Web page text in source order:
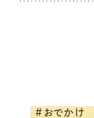
#おでかけ